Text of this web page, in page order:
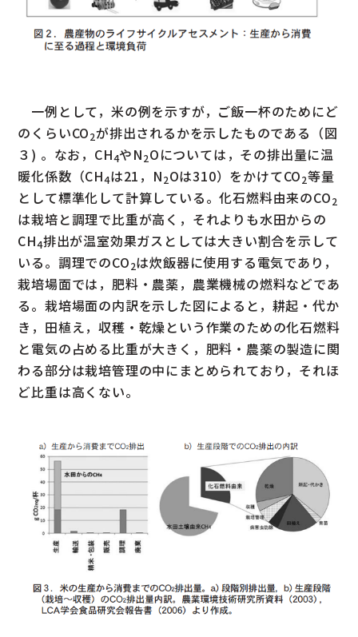
一例として，米の例を示すが，ご飯一杯のためにど
のくらいCO2が排出されるかを示したものである（図
３) 。なお，CH4やN2Oについては，その排出量に温
暖化係数（CH4は21，N2Oは310）をかけてCO2等量
として標準化して計算している。化石燃料由来のCO2
は栽培と調理で比重が高く，それよりも水田からの
CH4排出が温室効果ガスとしては大きい割合を示して
いる。調理でのCO2は炊飯器に使用する電気であり，
栽培場面では，肥料・農薬，農業機械の燃料などであ
る。栽培場面の内訳を示した図によると，耕起・代か
き，田植え，収穫・乾燥という作業のための化石燃料
と電気の占める比重が大きく，肥料・農薬の製造に関
わる部分は栽培管理の中にまとめられており，それほ
ど比重は高くない。